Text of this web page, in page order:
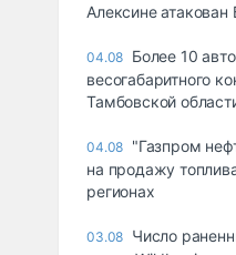
Алексине
04.08 Более 10
весогабаритного
Тамбовской
04.08 "Газпром
на продажу
регионах
03.08 Число